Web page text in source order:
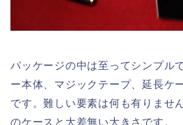
パッケージの中は至ってシンプル
ー本体、マジックテープ、延長ケ
です。難しい要素は何も有りませ
のケースと大差無い大きさです。